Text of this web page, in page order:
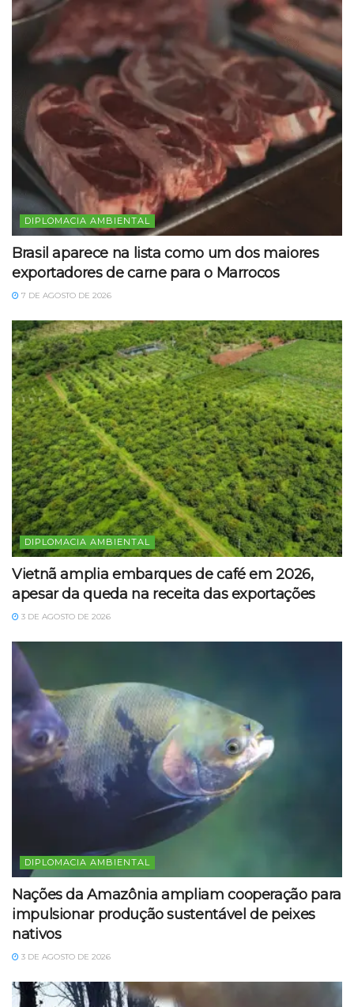
DIPLOMACIA AMBIENTAL
Brasil aparece na lista como um dos maiores
exportadores de carne para o Marrocos
7 DE AGOSTO DE 2026
DIPLOMACIA AMBIENTAL
Vietnã amplia embarques de café em 2026,
apesar da queda na receita das exportações
3 DE AGOSTO DE 2026
DIPLOMACIA AMBIENTAL
Nações da Amazônia ampliam cooperação para
impulsionar produção sustentável de peixes
nativos
3 DE AGOSTO DE 2026